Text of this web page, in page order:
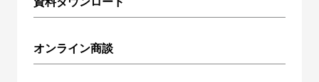
オンライン商談